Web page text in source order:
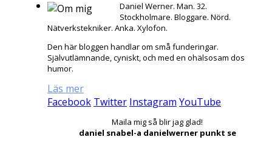
Daniel Werner. Man. 32.
Stockholmare. Bloggare. Nörd.
Nätverkstekniker. Anka. Xylofon.
Den här bloggen handlar om små funderingar.
Självutlämnande, cyniskt, och med en ohälsosam dos
humor.
Läs mer
Facebook Twitter Instagram YouTube
Maila mig så blir jag glad!
daniel snabel-a danielwerner punkt se